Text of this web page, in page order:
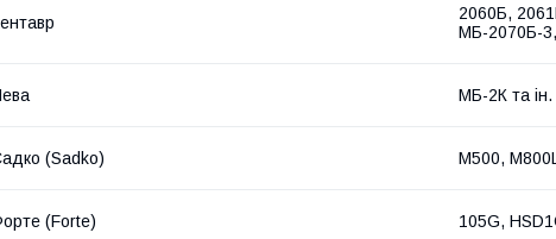
2060Б,
МБ-2070Б-
МБ-2К та ін.
(Sadko) M500,
(Forte) 105G,